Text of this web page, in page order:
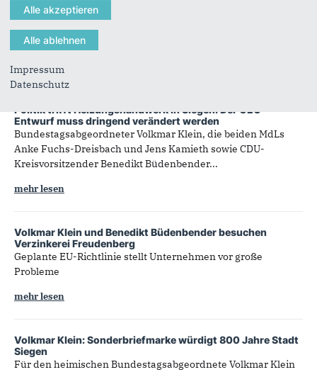
Gewicht
nicht für die Bundesregierung
mehr lesen
Politik trifft Heizungshandwerk in Siegen: Der GEG-
Entwurf muss dringend verändert werden
Bundestagsabgeordneter Volkmar Klein, die beiden MdLs
Anke Fuchs-Dreisbach und Jens Kamieth sowie CDU-
Kreisvorsitzender Benedikt Büdenbender...
mehr lesen
Volkmar Klein und Benedikt Büdenbender besuchen
Verzinkerei Freudenberg
Geplante EU-Richtlinie stellt Unternehmen vor große
Probleme
mehr lesen
Volkmar Klein: Sonderbriefmarke würdigt 800 Jahre Stadt
Siegen
Für den heimischen Bundestagsabgeordnete Volkmar Klein
Impressum
Datenschutz